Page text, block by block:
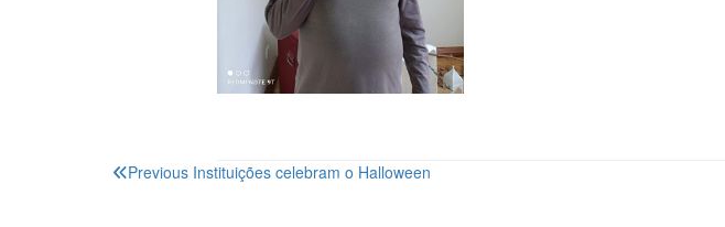
Navegação
Previous Instituições celebram o Halloween